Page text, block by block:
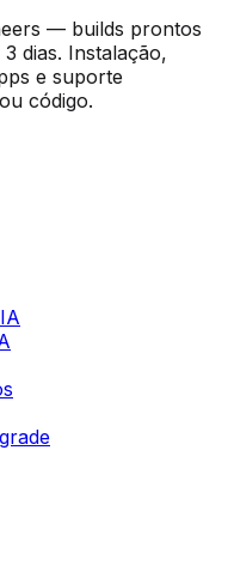
— builds prontos
dias. Instalação,
e suporte
código.